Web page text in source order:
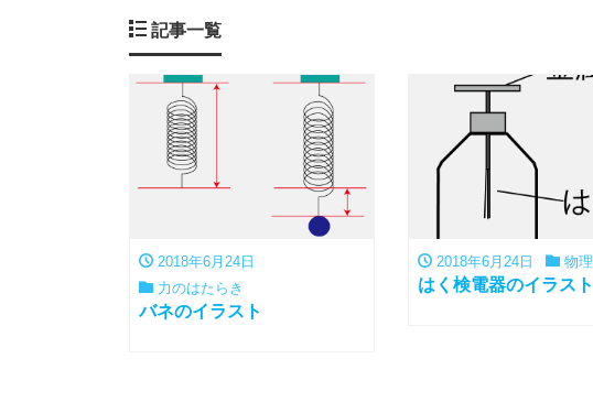
記事一覧
2018年6月24日
力のはたらき
バネのイラスト
2018年6月24日 物理
はく検電器のイラスト